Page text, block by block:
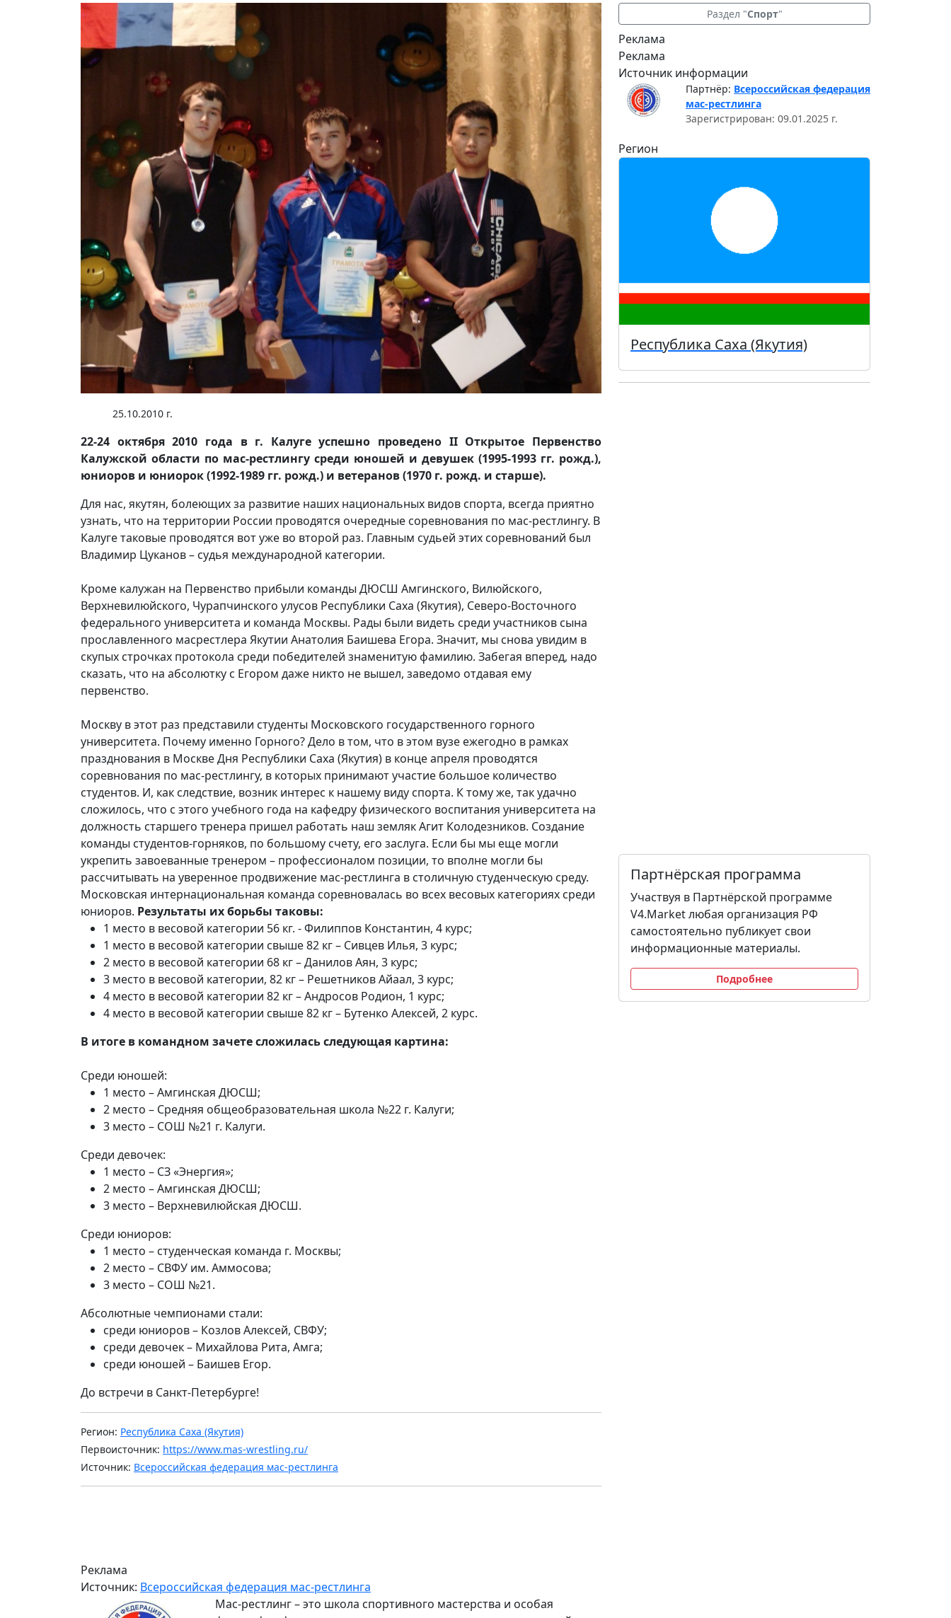
25.10.2010 г.
22-24 октября 2010 года в г. Калуге успешно проведено II Открытое Первенство
Калужской области по мас-рестлингу среди юношей и девушек (1995-1993 гг. рожд.),
юниоров и юниорок (1992-1989 гг. рожд.) и ветеранов (1970 г. рожд. и старше).
Для нас, якутян, болеющих за развитие наших национальных видов спорта, всегда приятно
узнать, что на территории России проводятся очередные соревнования по мас-рестлингу. В
Калуге таковые проводятся вот уже во второй раз. Главным судьей этих соревнований был
Владимир Цуканов – судья международной категории.
Кроме калужан на Первенство прибыли команды ДЮСШ Амгинского, Вилюйского,
Верхневилюйского, Чурапчинского улусов Республики Саха (Якутия), Северо-Восточного
федерального университета и команда Москвы. Рады были видеть среди участников сына
прославленного масрестлера Якутии Анатолия Баишева Егора. Значит, мы снова увидим в
скупых строчках протокола среди победителей знаменитую фамилию. Забегая вперед, надо
сказать, что на абсолютку с Егором даже никто не вышел, заведомо отдавая ему
первенство.
Москву в этот раз представили студенты Московского государственного горного
университета. Почему именно Горного? Дело в том, что в этом вузе ежегодно в рамках
празднования в Москве Дня Республики Саха (Якутия) в конце апреля проводятся
соревнования по мас-рестлингу, в которых принимают участие большое количество
студентов. И, как следствие, возник интерес к нашему виду спорта. К тому же, так удачно
сложилось, что с этого учебного года на кафедру физического воспитания университета на
должность старшего тренера пришел работать наш земляк Агит Колодезников. Создание
команды студентов-горняков, по большому счету, его заслуга. Если бы мы еще могли
укрепить завоеванные тренером – профессионалом позиции, то вполне могли бы
рассчитывать на уверенное продвижение мас-рестлинга в столичную студенческую среду.
Московская интернациональная команда соревновалась во всех весовых категориях среди
юниоров. Результаты их борьбы таковы:
1 место в весовой категории 56 кг. - Филиппов Константин, 4 курс;
1 место в весовой категории свыше 82 кг – Сивцев Илья, 3 курс;
2 место в весовой категории 68 кг – Данилов Аян, 3 курс;
3 место в весовой категории, 82 кг – Решетников Айаал, 3 курс;
4 место в весовой категории 82 кг – Андросов Родион, 1 курс;
4 место в весовой категории свыше 82 кг – Бутенко Алексей, 2 курс.
В итоге в командном зачете сложилась следующая картина:
Среди юношей:
1 место – Амгинская ДЮСШ;
2 место – Средняя общеобразовательная школа №22 г. Калуги;
3 место – СОШ №21 г. Калуги.
Среди девочек:
1 место – СЗ «Энергия»;
2 место – Амгинская ДЮСШ;
3 место – Верхневилюйская ДЮСШ.
Среди юниоров:
1 место – студенческая команда г. Москвы;
2 место – СВФУ им. Аммосова;
3 место – СОШ №21.
Абсолютные чемпионами стали:
среди юниоров – Козлов Алексей, СВФУ;
среди девочек – Михайлова Рита, Амга;
среди юношей – Баишев Егор.
До встречи в Санкт-Петербурге!
Регион: Республика Саха (Якутия)
Первоисточник: https://www.mas-wrestling.ru/
Источник: Всероссийская федерация мас-рестлинга
Реклама
Источник: Всероссийская федерация мас-рестлинга
Мас-рестлинг – это школа спортивного мастерства и особая
Раздел "Спорт"
Реклама
Реклама
Источник информации
Партнёр: Всероссийская федерация
мас-рестлинга
Зарегистрирован: 09.01.2025 г.
Регион
Республика Саха (Якутия)
Партнёрская программа
Участвуя в Партнёрской программе
V4.Market любая организация РФ
самостоятельно публикует свои
информационные материалы.
Подробнее